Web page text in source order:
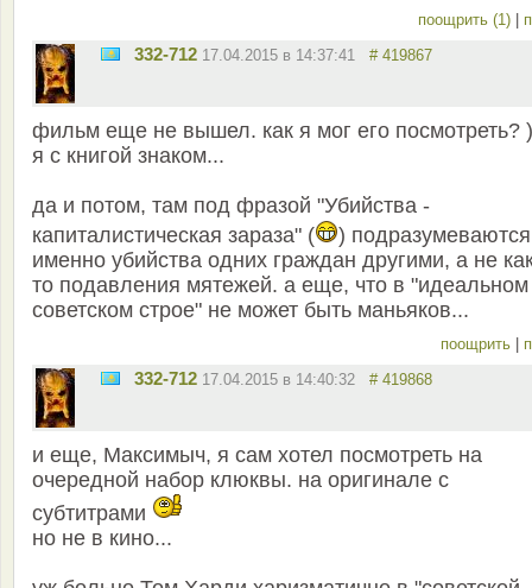
поощрить (1)
332-712 17.04.2015 в 14:37:41 # 419867
фильм еще не вышел. как я мог его посмотреть?
я с книгой знаком...
да и потом, там под фразой "Убийства -
капиталистическая зараза" (
) подразумеваются
именно убийства одних граждан другими, а не
то подавления мятежей. а еще, что в "идеальном
советском строе" не может быть маньяков...
поощрить
332-712 17.04.2015 в 14:40:32 # 419868
и еще, Максимыч, я сам хотел посмотреть на
очередной набор клюквы. на оригинале с
субтитрами
но не в кино...